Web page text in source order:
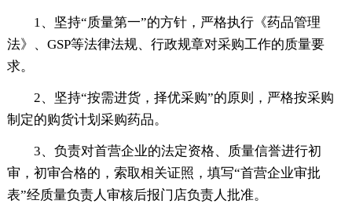
1、坚持“质量第一”的方针，严格执行《药品管理
法》、GSP等法律法规、行政规章对采购工作的质量要
求。
2、坚持“按需进货，择优采购”的原则，严格按采购
制定的购货计划采购药品。
3、负责对首营企业的法定资格、质量信誉进行初
审，初审合格的，索取相关证照，填写“首营企业审批
表”经质量负责人审核后报门店负责人批准。